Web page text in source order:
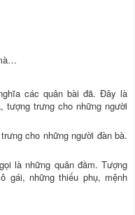
các quân bài đã. Đây là
tượng trưng cho những người
cho những người đàn bà.
là những quân đầm. Tượng
gái, những thiếu phụ, mệnh